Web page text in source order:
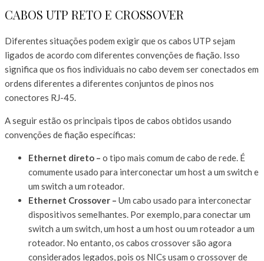
CABOS UTP RETO E CROSSOVER
Diferentes situações podem exigir que os cabos UTP sejam
ligados de acordo com diferentes convenções de fiação. Isso
significa que os fios individuais no cabo devem ser conectados em
ordens diferentes a diferentes conjuntos de pinos nos
conectores RJ-45.
A seguir estão os principais tipos de cabos obtidos usando
convenções de fiação específicas:
Ethernet direto – o tipo mais comum de cabo de rede. É
comumente usado para interconectar um host a um switch e
um switch a um roteador.
Ethernet Crossover – Um cabo usado para interconectar
dispositivos semelhantes. Por exemplo, para conectar um
switch a um switch, um host a um host ou um roteador a um
roteador. No entanto, os cabos crossover são agora
considerados legados, pois os NICs usam o crossover de